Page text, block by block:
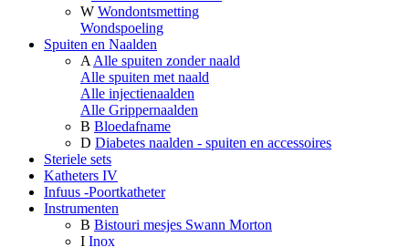
W Wondontsmetting
Wondspoeling
Spuiten en Naalden
A Alle spuiten zonder naald
Alle spuiten met naald
Alle injectienaalden
Alle Grippernaalden
B Bloedafname
D Diabetes naalden - spuiten en accessoires
Steriele sets
Katheters IV
Infuus -Poortkatheter
Instrumenten
B Bistouri mesjes Swann Morton
I Inox